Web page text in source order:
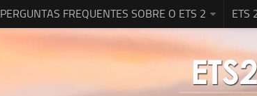
PERGUNTAS FREQUENTES SOBRE O ETS 2 ETS